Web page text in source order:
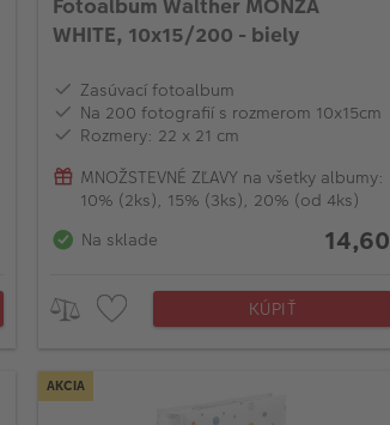
WHITE, 10x15/200 - biely
Zasúvací fotoalbum
Na 200 fotografií s rozmerom 10x15cm
Rozmery: 22 x 21 cm
MNOŽSTEVNÉ ZĽAVY na všetky albumy:
10% (2ks), 15% (3ks), 20% (od 4ks)
Na sklade
14,60
KÚPIŤ
AKCIA